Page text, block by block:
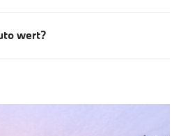
wert?